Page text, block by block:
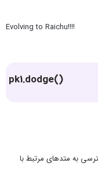
Evolving to Raichu!!!!
pk1.dodge()
به متدهای مرتبط با